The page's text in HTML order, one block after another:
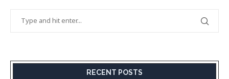
RECENT POSTS